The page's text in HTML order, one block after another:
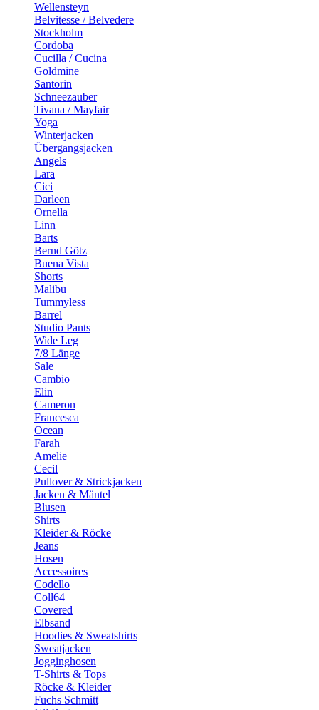
Wellensteyn
Belvitesse / Belvedere
Stockholm
Cordoba
Cucilla / Cucina
Goldmine
Santorin
Schneezauber
Tivana / Mayfair
Yoga
Winterjacken
Übergangsjacken
Angels
Lara
Cici
Darleen
Ornella
Linn
Barts
Bernd Götz
Buena Vista
Shorts
Malibu
Tummyless
Barrel
Studio Pants
Wide Leg
7/8 Länge
Sale
Cambio
Elin
Cameron
Francesca
Ocean
Farah
Amelie
Cecil
Pullover & Strickjacken
Jacken & Mäntel
Blusen
Shirts
Kleider & Röcke
Jeans
Hosen
Accessoires
Codello
Coll64
Covered
Elbsand
Hoodies & Sweatshirts
Sweatjacken
Jogginghosen
T-Shirts & Tops
Röcke & Kleider
Fuchs Schmitt